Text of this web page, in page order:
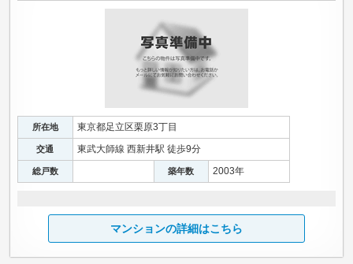
所在地 東京都足立区栗原3丁目
交通 東武大師線 西新井駅 徒歩9分
総戸数 築年数 2003年
マンションの詳細はこちら